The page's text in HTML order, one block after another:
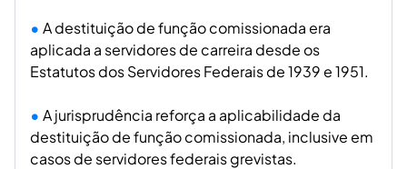
A destituição de função comissionada era
aplicada a servidores de carreira desde os
Estatutos dos Servidores Federais de 1939 e 1951.
A jurisprudência reforça a aplicabilidade da
destituição de função comissionada, inclusive em
casos de servidores federais grevistas.